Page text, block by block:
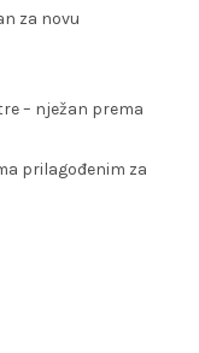
za novu
– nježan prema
prilagođenim za